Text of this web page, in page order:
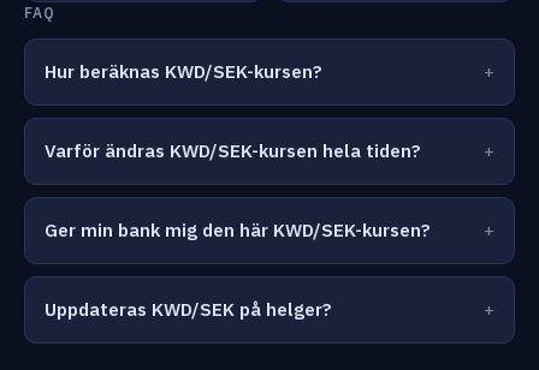
FAQ
Hur beräknas KWD/SEK-kursen?
Varför ändras KWD/SEK-kursen hela tiden?
Ger min bank mig den här KWD/SEK-kursen?
Uppdateras KWD/SEK på helger?